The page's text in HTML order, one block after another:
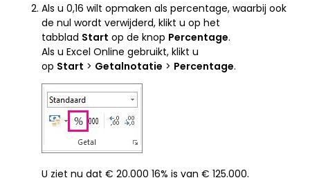
Als u 0,16 wilt opmaken als percentage, waarbij ook
de nul wordt verwijderd, klikt u op het
tabblad Start op de knop Percentage.
Als u Excel Online gebruikt, klikt u
op Start > Getalnotatie > Percentage.
U ziet nu dat € 20.000 16% is van € 125.000.